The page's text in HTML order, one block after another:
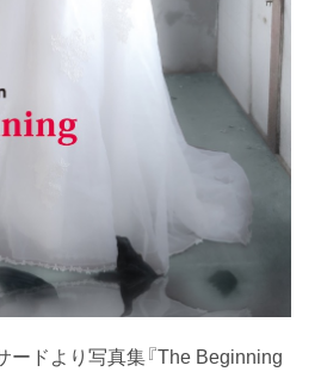
ドより写真集『The Beginning